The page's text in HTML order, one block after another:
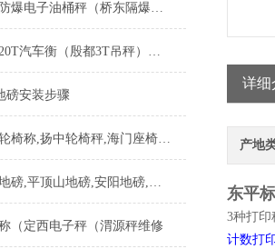
巨鹿防爆电子油桶秤（桥东隔爆电子油桶称）磁县防爆油桶称维修
魏都20T汽车衡（殷都3T吊秤）召陵200吨地磅）滑县便携式汽车衡维修
磅安装步骤
盘州轮椅称,扬中轮椅秤,海门座椅称,新沂坐椅秤,安顺坐椅称,明光座椅秤
洛阳地磅,平顶山地磅,安阳地磅,鹤壁地磅,新乡地磅
（定西电子秤（渭源秤维修
详细
产地
东平
3种打印
计数打